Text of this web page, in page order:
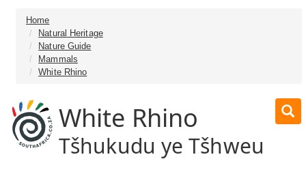
Home
Natural Heritage
Nature Guide
Mammals
White Rhino
White Rhino
Tšhukudu ye Tšhweu